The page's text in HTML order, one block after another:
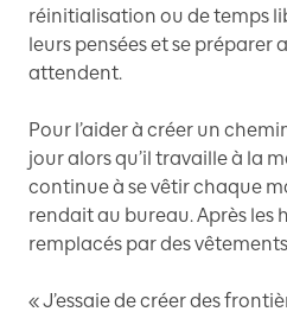
réinitialisation ou de temps
leurs pensées et se préparer
attendent.
Pour l’aider à créer un
jour alors qu’il travaille à la
continue à se vêtir chaque
rendait au bureau. Après les
remplacés par des
« J’essaie de créer des